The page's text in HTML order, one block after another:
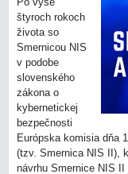
štyroch rokoch
života so
Smernicou NIS
v podobe
slovenského
zákona o
kybernetickej
bezpečnosti
Európska komisia dňa
(tzv. Smernica NIS II),
návrhu Smernice NIS